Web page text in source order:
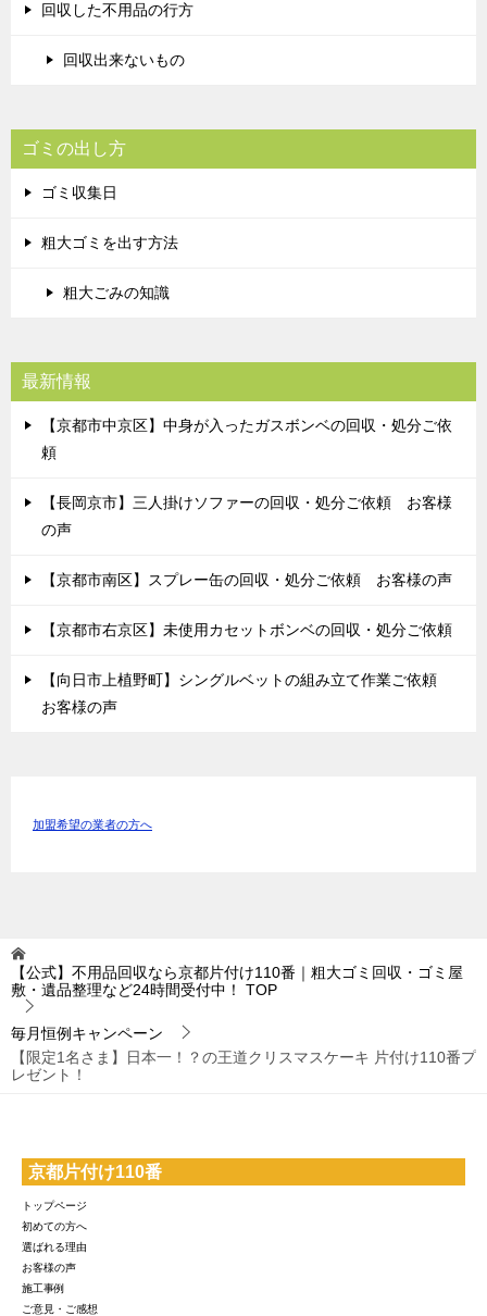
回収した不用品の行方
回収出来ないもの
ゴミの出し方
ゴミ収集日
粗大ゴミを出す方法
粗大ごみの知識
最新情報
【京都市中京区】中身が入ったガスボンベの回収・処分ご依
頼
【長岡京市】三人掛けソファーの回収・処分ご依頼 お客様
の声
【京都市南区】スプレー缶の回収・処分ご依頼 お客様の声
【京都市右京区】未使用カセットボンベの回収・処分ご依頼
【向日市上植野町】シングルベットの組み立て作業ご依頼
お客様の声
加盟希望の業者の方へ
【公式】不用品回収なら京都片付け110番｜粗大ゴミ回収・ゴミ屋
敷・遺品整理など24時間受付中！
TOP
毎月恒例キャンペーン
【限定1名さま】日本一！？の王道クリスマスケーキ 片付け110番プ
レゼント！
京都片付け110番
トップページ
初めての方へ
選ばれる理由
お客様の声
施工事例
ご意見・ご感想